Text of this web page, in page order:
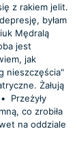
z rakiem jelit.
byłam
Mędralą
jest
jak
nieszczęścia"
Żałują
•
Przeżyły
co zrobiła
na oddziale